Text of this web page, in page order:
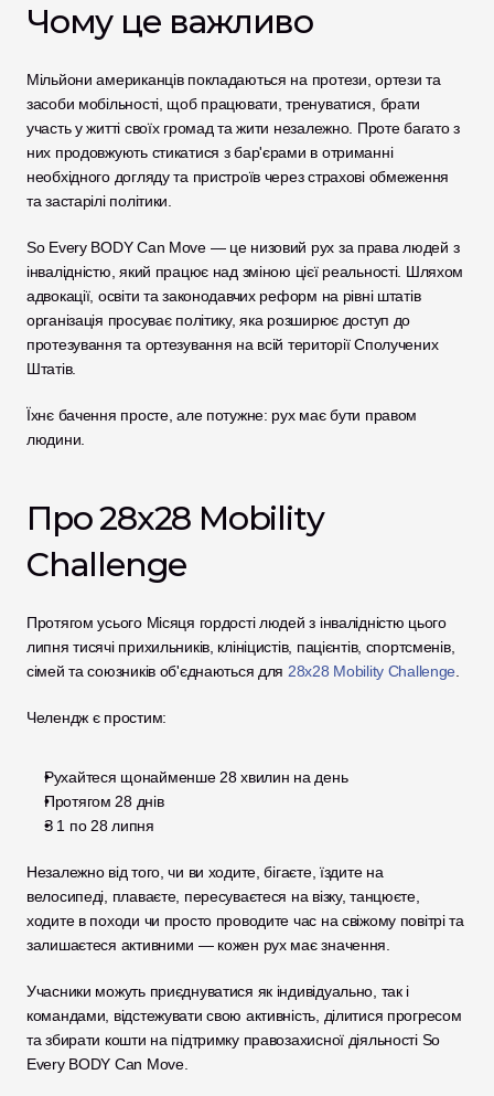
Чому це важливо
Мільйони американців покладаються на протези, ортези та
засоби мобільності, щоб працювати, тренуватися, брати
участь у житті своїх громад та жити незалежно. Проте багато з
них продовжують стикатися з бар'єрами в отриманні
необхідного догляду та пристроїв через страхові обмеження
та застарілі політики.
So Every BODY Can Move — це низовий рух за права людей з
інвалідністю, який працює над зміною цієї реальності. Шляхом
адвокації, освіти та законодавчих реформ на рівні штатів
організація просуває політику, яка розширює доступ до
протезування та ортезування на всій території Сполучених
Штатів.
Їхнє бачення просте, але потужне: рух має бути правом
людини.
Про 28x28 Mobility
Challenge
Протягом усього Місяця гордості людей з інвалідністю цього
липня тисячі прихильників, клініцистів, пацієнтів, спортсменів,
сімей та союзників об'єднаються для 28x28 Mobility Challenge
Челендж є простим:
Рухайтеся щонайменше 28 хвилин на день
Протягом 28 днів
З 1 по 28 липня
Незалежно від того, чи ви ходите, бігаєте, їздите на
велосипеді, плаваєте, пересуваєтеся на візку, танцюєте,
ходите в походи чи просто проводите час на свіжому повітрі та
залишаєтеся активними — кожен рух має значення.
Учасники можуть приєднуватися як індивідуально, так і
командами, відстежувати свою активність, ділитися прогресом
та збирати кошти на підтримку правозахисної діяльності So
Every BODY Can Move.